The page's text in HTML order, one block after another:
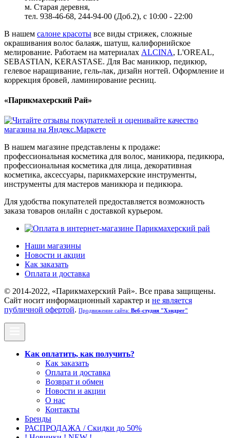
м. Старая деревня,
тел. 938-46-68, 244-94-00 (Доб.2), c 10:00 - 22:00
В нашем салоне красоты все виды стрижек, сложные
окрашивания волос балаяж, шатуш, калифорнийское
мелирование. Работаем на материалах ALCINA, L'OREAL,
SEBASTIAN, KERASTASE. Для Вас маникюр, педикюр,
гелевое наращивание, гель-лак, дизайн ногтей. Оформление и
коррекция бровей, ламинирование ресниц.
«Парикмахерский Рай»
В нашем магазине представлены к продаже:
профессиональная косметика для волос, маникюра, педикюра,
профессиональная косметика для лица, декоративная
косметика, аксессуары, парикмахерские инструменты,
инструменты для мастеров маникюра и педикюра.
Для удобства покупателей предоставляется возможность
заказа товаров онлайн с доставкой курьером.
Наши магазины
Новости и акции
Как заказать
Оплата и доставка
© 2014-2022, «Парикмахерский Рай». Все права защищены.
Cайт носит информационный характер и не является
публичной офертой. Продвижение сайта: Веб-студия "Хэндрег"
Как оплатить, как получить?
Как заказать
Оплата и доставка
Возврат и обмен
Новости и акции
О нас
Контакты
Бренды
РАСПРОДАЖА / Скидки до 50%